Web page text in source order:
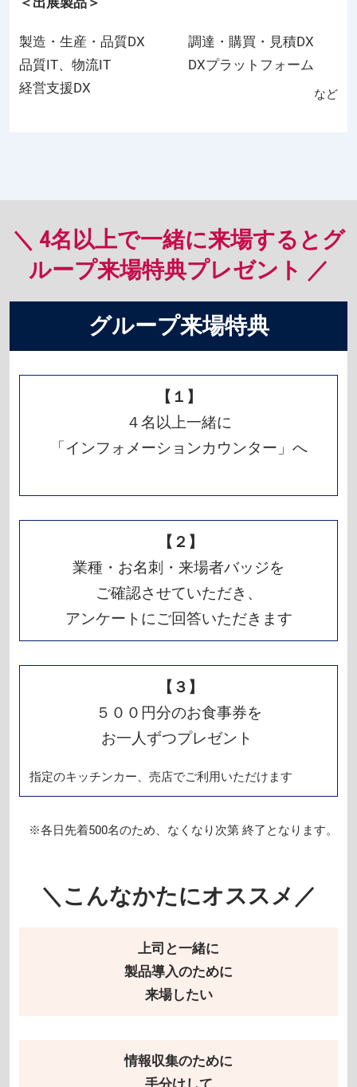
製造・生産・品質DX
品質IT、物流IT
経営支援DX
調達・購買・見積DX
DXプラットフォーム
など
＼ 4名以上で一緒に来場するとグ
ループ来場特典プレゼント ／
グループ来場特典
【１】
４名以上一緒に
「インフォメーションカウンター」へ
【２】
業種・お名刺・来場者バッジを
ご確認させていただき、
アンケートにご回答いただきます
【３】
５００円分のお食事券を
お一人ずつプレゼント
指定のキッチンカー、売店でご利用いただけます
※各日先着500名のため、なくなり次第 終了となります。
＼こんなかたにオススメ／
上司と一緒に
製品導入のために
来場したい
情報収集のために
手分けして